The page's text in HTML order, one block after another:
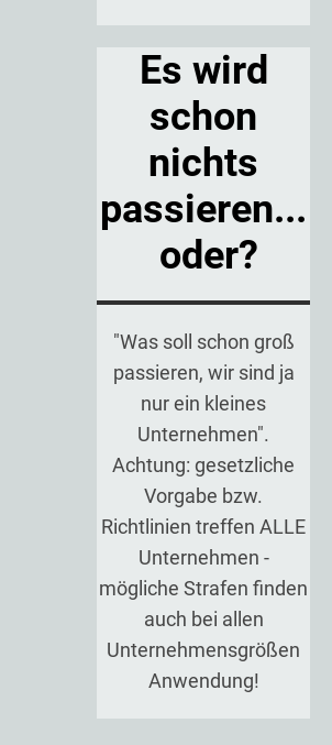
Es wird
schon
nichts
passieren...
oder?
"Was soll schon groß
passieren, wir sind ja
nur ein kleines
Unternehmen".
Achtung: gesetzliche
Vorgabe bzw.
Richtlinien treffen ALLE
Unternehmen -
mögliche Strafen finden
auch bei allen
Unternehmensgrößen
Anwendung!